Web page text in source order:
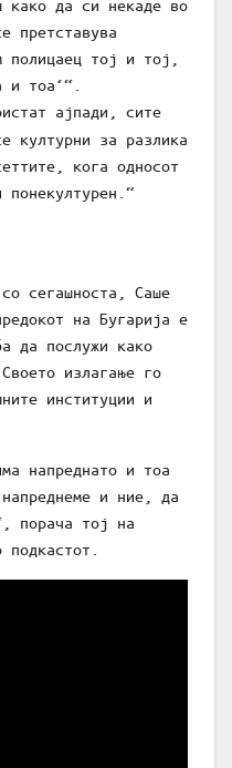
како да си некаде во
претставува
полицаец тој и тој,
и тоа‘“.
ајпади, сите
културни за разлика
кога односот
понекултурен.“
сегашноста, Саше
на Бугарија е
да послужи како
излагање го
институции и
напреднато и тоа
и ние, да
порача тој на